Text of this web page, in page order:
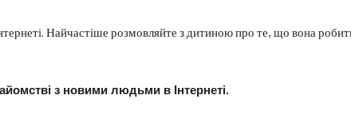
Найчастіше розмовляйте з дитиною про те, що вона
з новими людьми в Інтернеті.